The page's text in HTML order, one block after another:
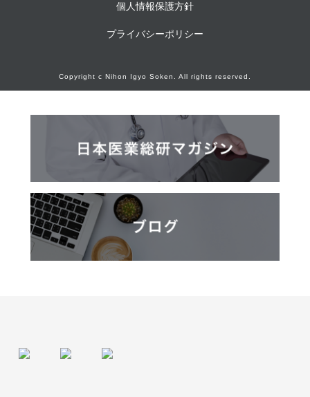
個人情報保護方針
プライバシーポリシー
Copyright c Nihon Igyo Soken. All rights reserved.